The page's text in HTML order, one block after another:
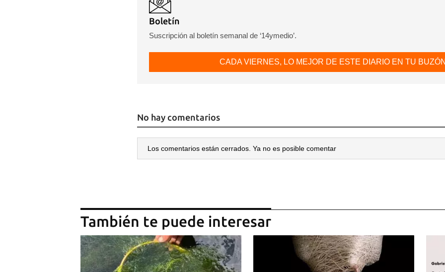
Boletín
Suscripción al boletín semanal de ‘14ymedio’.
CADA VIERNES, LO MEJOR DE ESTE DIARIO EN TU
No hay comentarios
Los comentarios están cerrados. Ya no es posible comentar
También te puede interesar